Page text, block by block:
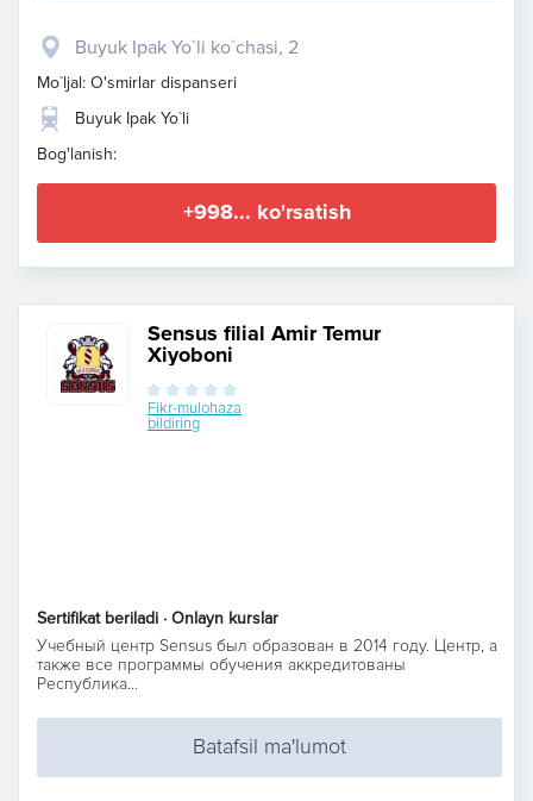
Buyuk Ipak Yo`li ko`chasi, 2
Mo`ljal: O'smirlar dispanseri
Buyuk Ipak Yo`li
Bog'lanish:
+998... ko'rsatish
Sensus filial Amir Temur
Xiyoboni
Fikr-mulohaza
bildiring
Sertifikat beriladi · Onlayn kurslar
Учебный центр Sensus был образован в 2014 году. Центр, а
также все программы обучения аккредитованы
Республика...
Batafsil ma'lumot